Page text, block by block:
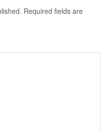
Required fields are